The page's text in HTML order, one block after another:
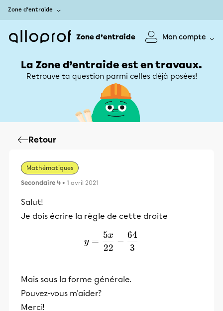
Zone d’entraide
Zone d’entraide Mon compte
La Zone d’entraide est en travaux.
Retrouve ta question parmi celles déjà posées!
Retour
Mathématiques
Secondaire 4 • 1 avril 2021
Salut!
Je dois écrire la règle de cette droite
y=\frac{5x}{22}-
y =
22
5x
−
3
64
Mais sous la forme générale.
Pouvez-vous m'aider?
Merci!